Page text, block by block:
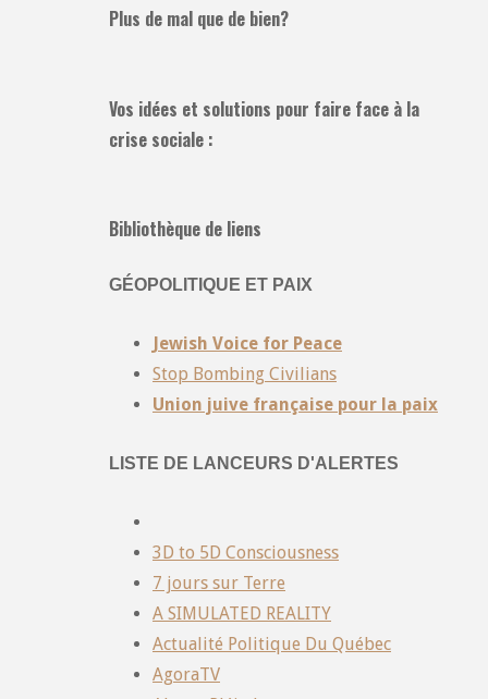
Plus de mal que de bien?
Vos idées et solutions pour faire face à la
crise sociale :
Bibliothèque de liens
GÉOPOLITIQUE ET PAIX
Jewish Voice for Peace
Stop Bombing Civilians
Union juive française pour la paix
LISTE DE LANCEURS D'ALERTES
3D to 5D Consciousness
7 jours sur Terre
A SIMULATED REALITY
Actualité Politique Du Québec
AgoraTV